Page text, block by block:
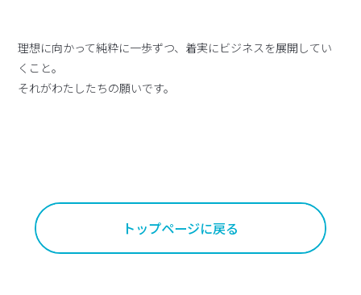
理想に向かって純粋に一歩ずつ、着実にビジネスを展開してい
くこと。
それがわたしたちの願いです。
トップページに戻る